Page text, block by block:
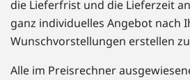
die Lieferfrist und die Lieferzeit
ganz individuelles Angebot nach
Wunschvorstellungen erstellen
Alle im Preisrechner